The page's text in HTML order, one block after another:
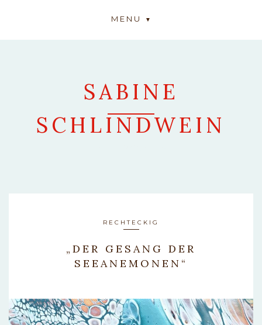
MENU
SABINE
SCHLINDWEIN
RECHTECKIG
„DER GESANG DER
SEEANEMONEN“